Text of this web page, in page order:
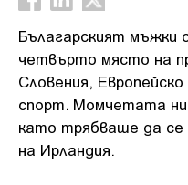
Бълагарският мъжки
четвърто място на
Словения,
спорт. Момчетата ни
като трябваше да
на Ирландия.